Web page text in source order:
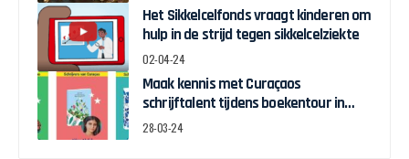
Het Sikkelcelfonds vraagt kinderen om
hulp in de strijd tegen sikkelcelziekte
02-04-24
Maak kennis met Curaçaos
schrijftalent tijdens boekentour in
april
28-03-24